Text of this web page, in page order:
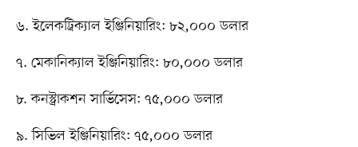
৬. ইলেকট্রিক্যাল ইঞ্জিনিয়ারিং: ৮২,০০০ ডলার
৭. মেকানিক্যাল ইঞ্জিনিয়ারিং: ৮০,০০০ ডলার
৮. কনস্ট্রাকশন সার্ভিসেস: ৭৫,০০০ ডলার
৯. সিভিল ইঞ্জিনিয়ারিং: ৭৫,০০০ ডলার